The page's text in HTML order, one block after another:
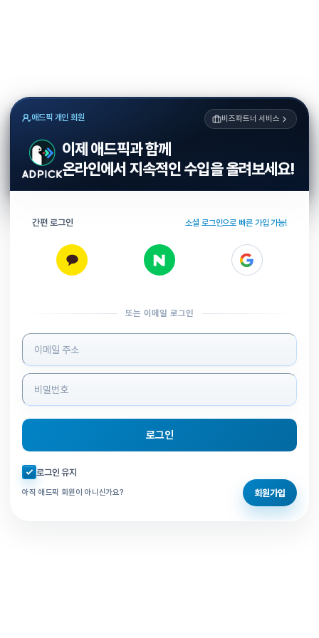
애드픽 개인 회원 비즈파트너 서비스
이제 애드픽과 함께
온라인에서 지속적인 수입을 올려보세요!
간편 로그인 소셜 로그인으로 빠른 가입 가능!
또는 이메일 로그인
로그인 정보 입력
로그인
자동로그인 체크
로그인 유지
아직 애드픽 회원이 아니신가요? 회원가입